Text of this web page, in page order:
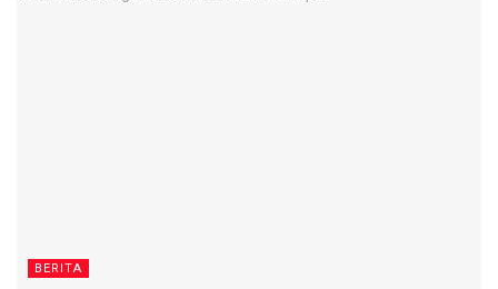
BERITA